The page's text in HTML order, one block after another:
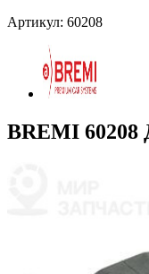
Артикул: 60208
BREMI 60208